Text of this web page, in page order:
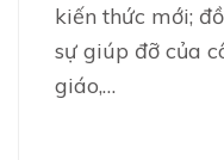
kiến thức mới;
sự giúp đỡ của
giáo,…